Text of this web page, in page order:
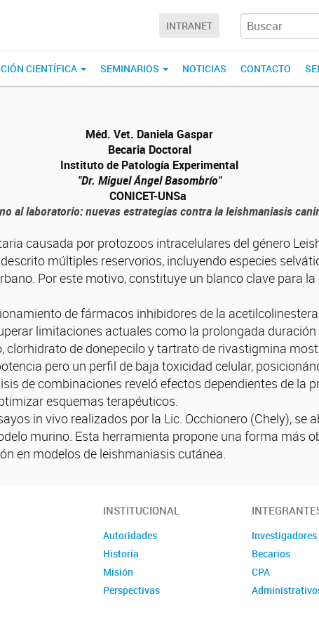
INTRANET
CIENTÍFICA SEMINARIOS NOTICIAS CONTACTO
Méd. Vet. Daniela Gaspar
Becaria Doctoral
Instituto de Patología Experimental
"Dr. Miguel Ángel Basombrío"
CONICET-UNSa
al laboratorio: nuevas estrategias contra la leishmaniasis
causada por protozoos intracelulares del género
múltiples reservorios, incluyendo especies
Por este motivo, constituye un blanco clave para
de fármacos inhibidores de la
limitaciones actuales como la prolongada
clorhidrato de donepecilo y tartrato de rivastigmina
pero un perfil de baja toxicidad celular,
de combinaciones reveló efectos dependientes de la
esquemas terapéuticos.
in vivo realizados por la Lic. Occhionero (Chely), se
murino. Esta herramienta propone una forma más
en modelos de leishmaniasis cutánea.
INSTITUCIONAL
Autoridades
Historia
Misión
Perspectivas
Investigadores
Becarios
CPA